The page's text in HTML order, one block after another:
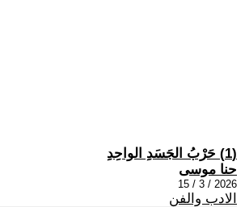
(1) حَرْبُ الجَسَدِ الواحِدِ
حنا موسى
2026 / 3 / 15
الادب والفن